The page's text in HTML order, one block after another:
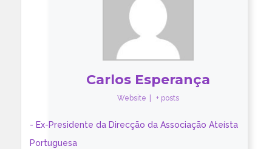
Carlos Esperança
Website + posts
- Ex-Presidente da Direcção da Associação Ateísta
Portuguesa